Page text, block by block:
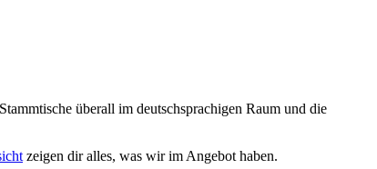
überall im deutschsprachigen Raum und die
zeigen dir alles, was wir im Angebot haben.